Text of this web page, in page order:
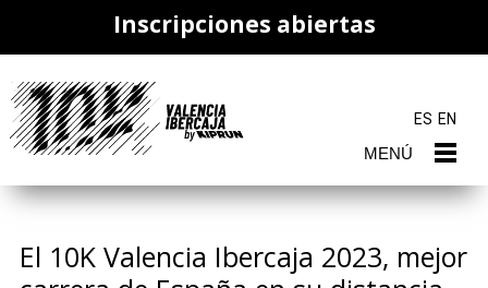
Inscripciones abiertas
ES EN
MENÚ
El 10K Valencia Ibercaja 2023, mejor